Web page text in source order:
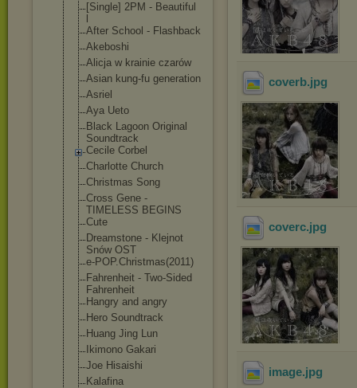
[Single] 2PM - Beautiful
After School - Flashback
Akeboshi
Alicja w krainie czarów
Asian kung-fu generation
Asriel
Aya Ueto
Black Lagoon Original
Soundtrack
Cecile Corbel
Charlotte Church
Christmas Song
Cross Gene -
TIMELESS BEGINS
Cute
Dreamstone - Klejnot
Snów OST
e-POP.Christmas(2011)
Fahrenheit - Two-Sided
Fahrenheit
Hangry and angry
Hero Soundtrack
Huang Jing Lun
Ikimono Gakari
Joe Hisaishi
Kalafina
coverb.jpg
coverc.jpg
image.jpg